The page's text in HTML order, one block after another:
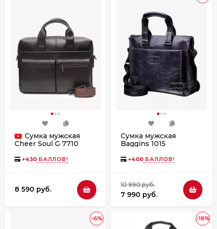
Сумка мужская
Cheer Soul G 7710
+430 БАЛЛОВ!
8 590 руб.
Сумка мужская
Baggins 1015
+400 БАЛЛОВ!
10 990 руб.
7 990 руб.
-6% -18%